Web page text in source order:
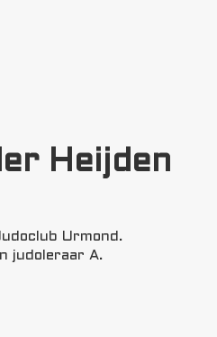
Heijden
Urmond.
judoleraar A.